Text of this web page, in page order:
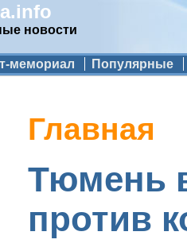
новости
мемориал Популярные
Вы здесь
Главная
Тюмень
против